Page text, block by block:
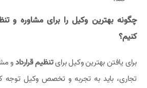
چگونه بهترین وکیل را برای مشاوره و
کنیم؟
برای یافتن بهترین وکیل برایتنظیم قراردادو
تجاری، باید به تجربه و تخصص وکیل